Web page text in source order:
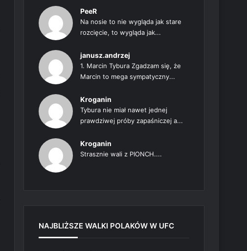
PeeR
Na nosie to nie wygląda jak stare
rozcięcie, to wygląda jak...
janusz.andrzej
1. Marcin Tybura Zgadzam się, że
Marcin to mega sympatyczny...
Kroganin
Tybura nie miał nawet jednej
prawdziwej próby zapaśniczej a...
Kroganin
Strasznie wali z PIONCH....
NAJBLIŻSZE WALKI POLAKÓW W UFC